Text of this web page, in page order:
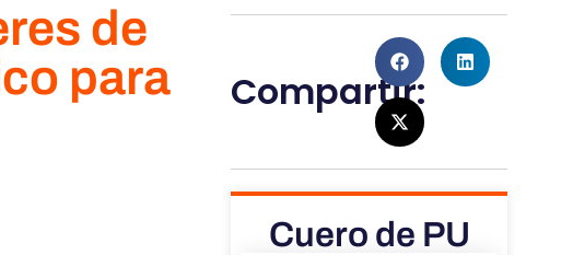
de
para
Compartir:
Cuero de PU